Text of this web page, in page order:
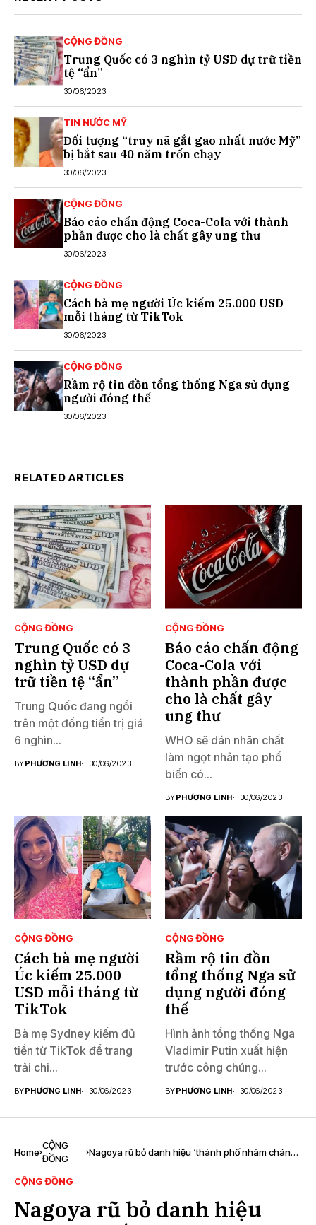
CỘNG ĐỒNG
Trung Quốc có 3 nghìn tỷ USD dự trữ tiền
tệ “ẩn”
30/06/2023
TIN NƯỚC MỸ
Đối tượng “truy nã gắt gao nhất nước Mỹ”
bị bắt sau 40 năm trốn chạy
30/06/2023
CỘNG ĐỒNG
Báo cáo chấn động Coca-Cola với thành
phần được cho là chất gây ung thư
30/06/2023
CỘNG ĐỒNG
Cách bà mẹ người Úc kiếm 25.000 USD
mỗi tháng từ TikTok
30/06/2023
CỘNG ĐỒNG
Rầm rộ tin đồn tổng thống Nga sử dụng
người đóng thế
30/06/2023
RELATED ARTICLES
CỘNG ĐỒNG
Trung Quốc có 3
nghìn tỷ USD dự
trữ tiền tệ “ẩn”
Trung Quốc đang ngồi
trên một đống tiền trị giá
6 nghìn...
BYPHƯƠNG LINH 30/06/2023
CỘNG ĐỒNG
Báo cáo chấn động
Coca-Cola với
thành phần được
cho là chất gây
ung thư
WHO sẽ dán nhãn chất
làm ngọt nhân tạo phổ
biến có...
BYPHƯƠNG LINH 30/06/2023
CỘNG ĐỒNG
Cách bà mẹ người
Úc kiếm 25.000
USD mỗi tháng từ
TikTok
Bà mẹ Sydney kiếm đủ
tiền từ TikTok để trang
trải chi...
BYPHƯƠNG LINH 30/06/2023
CỘNG ĐỒNG
Rầm rộ tin đồn
tổng thống Nga sử
dụng người đóng
thế
Hình ảnh tổng thống Nga
Vladimir Putin xuất hiện
trước công chúng...
BYPHƯƠNG LINH 30/06/2023
Home
CỘNG
ĐỒNG
Nagoya rũ bỏ danh hiệu ‘thành phố nhàm chán
CỘNG ĐỒNG
Nagoya rũ bỏ danh hiệu